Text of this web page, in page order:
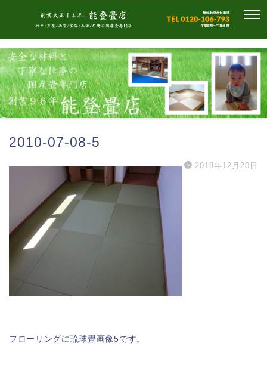
2010-07-08-5
2018年12月20日
フローリングに琉球畳画像5です。